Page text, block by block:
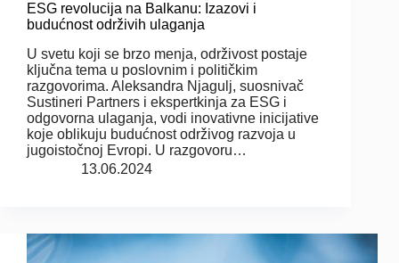
ESG revolucija na Balkanu: Izazovi i
budućnost održivih ulaganja
U svetu koji se brzo menja, održivost postaje
ključna tema u poslovnim i političkim
razgovorima. Aleksandra Njagulj, suosnivač
Sustineri Partners i ekspertkinja za ESG i
odgovorna ulaganja, vodi inovativne inicijative
koje oblikuju budućnost održivog razvoja u
jugoistočnoj Evropi. U razgovoru…
13.06.2024